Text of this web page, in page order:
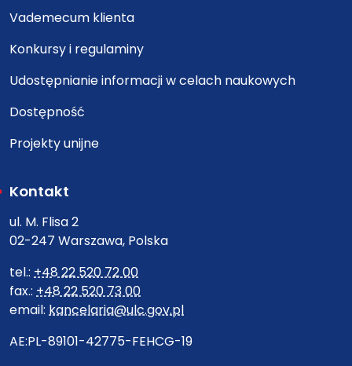
Vademecum klienta
Konkursy i regulaminy
Udostępnianie informacji w celach naukowych
Dostępność
Projekty unijne
Kontakt
ul. M. Flisa 2
02-247 Warszawa, Polska
tel.: +48 22 520 72 00
fax.: +48 22 520 73 00
email: kancelaria@ulc.gov.pl
AE:PL-89101-42775-FEHCG-19